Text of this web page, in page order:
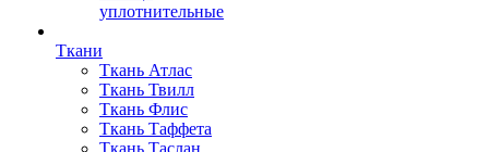
уплотнительные
Ткани
Ткань Атлас
Ткань Твилл
Ткань Флис
Ткань Таффета
Ткань Таслан